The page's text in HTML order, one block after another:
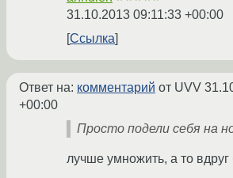
31.10.2013 09:11:33 +00:00
Ссылка
Ответ на: комментарий от UVV
+00:00
Просто подели себя на
лучше умножить, а то вдруг